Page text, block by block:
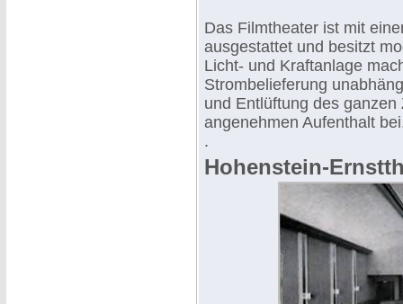
Das Filmtheater ist mit
ausgestattet und besitzt
Licht- und Kraftanlage
Strombelieferung
und Entlüftung des
angenehmen Aufenthalt
.
Hohenstein-